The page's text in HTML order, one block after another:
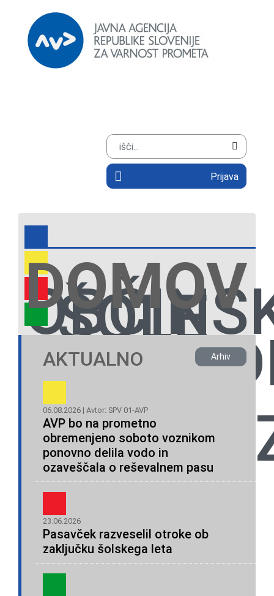
Prijava
DOMOV
SPV
ŠOLE
IN
VRTCI
AKTUALNO Arhiv
06.08.2026 | Avtor: SPV 01-AVP
AVP bo na prometno
obremenjeno soboto voznikom
ponovno delila vodo in
ozaveščala o reševalnem pasu
23.06.2026
Pasavček razveselil otroke ob
zaključku šolskega leta